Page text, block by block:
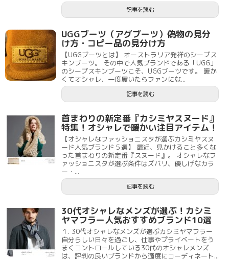
記事を読む
UGGブーツ（アグブーツ）偽物の見分
け方・コピー品の見分け方
【UGGブーツとは】 オーストラリア発祥のシープス
キンブーツ。 その中で人気ブランドである「UGG」
のシープスキンブーツこそ、UGGブーツです。 暖か
くてオシャレ、一度履いたらファンにな...
記事を読む
首まわりの新定番『カシミヤスヌード』
特集！オシャレで暖かい注目アイテム！
【オシャレなファッショニスタが選ぶカシミヤスヌ
ード人気ブランド５選】 最近、見かけること多くな
った首まわりの新定番『スヌード』。 オシャレなフ
ァッショニスタが選ぶ条件はズバリ、優しげなカラ
ー・...
記事を読む
30代オシャレなメンズが選ぶ！カシミ
ヤマフラー人気おすすめブランド10選
１. 30代オシャレなメンズが選ぶカシミヤマフラー
自分らしい日々を過ごし、仕事やプライベートをう
まくコントロールしている30代のオシャレメンズ
は、評判の良いブランドから適度にコーディネート...